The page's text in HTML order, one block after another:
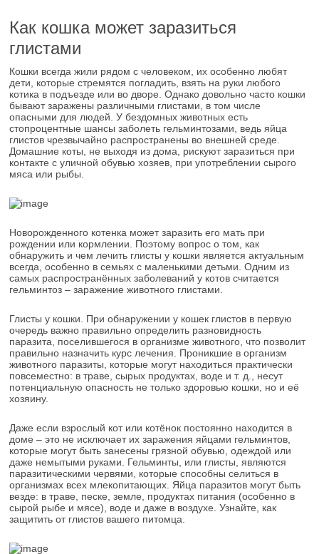
Как кошка может заразиться
глистами
Кошки всегда жили рядом с человеком, их особенно любят
дети, которые стремятся погладить, взять на руки любого
котика в подъезде или во дворе. Однако довольно часто кошки
бывают заражены различными глистами, в том числе
опасными для людей. У бездомных животных есть
стопроцентные шансы заболеть гельминтозами, ведь яйца
глистов чрезвычайно распространены во внешней среде.
Домашние коты, не выходя из дома, рискуют заразиться при
контакте с уличной обувью хозяев, при употреблении сырого
мяса или рыбы.
Новорожденного котенка может заразить его мать при
рождении или кормлении. Поэтому вопрос о том, как
обнаружить и чем лечить глисты у кошки является актуальным
всегда, особенно в семьях с маленькими детьми. Одним из
самых распространённых заболеваний у котов считается
гельминтоз – заражение животного глистами.
Глисты у кошки. При обнаружении у кошек глистов в первую
очередь важно правильно определить разновидность
паразита, поселившегося в организме животного, что позволит
правильно назначить курс лечения. Проникшие в организм
животного паразиты, которые могут находиться практически
повсеместно: в траве, сырых продуктах, воде и т. д., несут
потенциальную опасность не только здоровью кошки, но и её
хозяину.
Даже если взрослый кот или котёнок постоянно находится в
доме – это не исключает их заражения яйцами гельминтов,
которые могут быть занесены грязной обувью, одеждой или
даже немытыми руками. Гельминты, или глисты, являются
паразитическими червями, которые способны селиться в
организмах всех млекопитающих. Яйца паразитов могут быть
везде: в траве, песке, земле, продуктах питания (особенно в
сырой рыбе и мясе), воде и даже в воздухе. Узнайте, как
защитить от глистов вашего питомца.